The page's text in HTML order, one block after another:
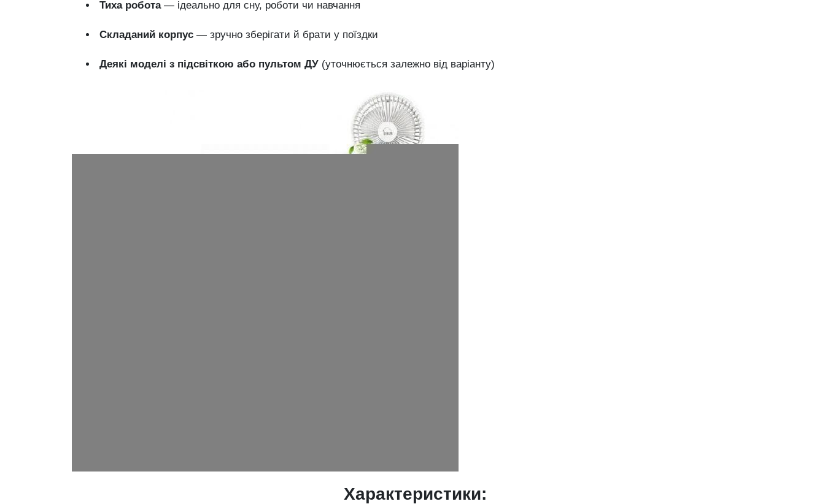
Тиха робота— ідеально для сну, роботи чи навчання
Складаний корпус — зручно зберігати й брати у поїздки
Деякі моделі з підсвіткою або пультом ДУ (уточнюється залежно від варіанту)
Характеристики: